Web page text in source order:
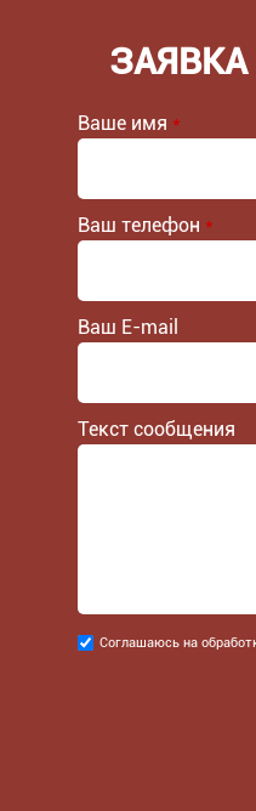
Ваше имя *
Ваш телефон *
Ваш E-mail
Текст сообщения
Соглашаюсь
Соглашаюсь на